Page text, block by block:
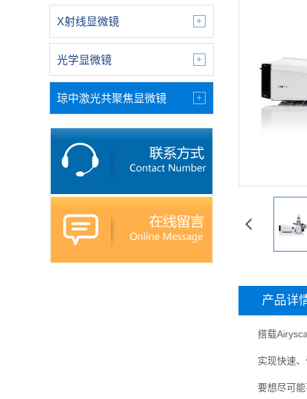
X射线显微镜
光学显微镜
琼中激光共聚焦显微镜
产品详
搭载
实现快速、
要想尽可能不